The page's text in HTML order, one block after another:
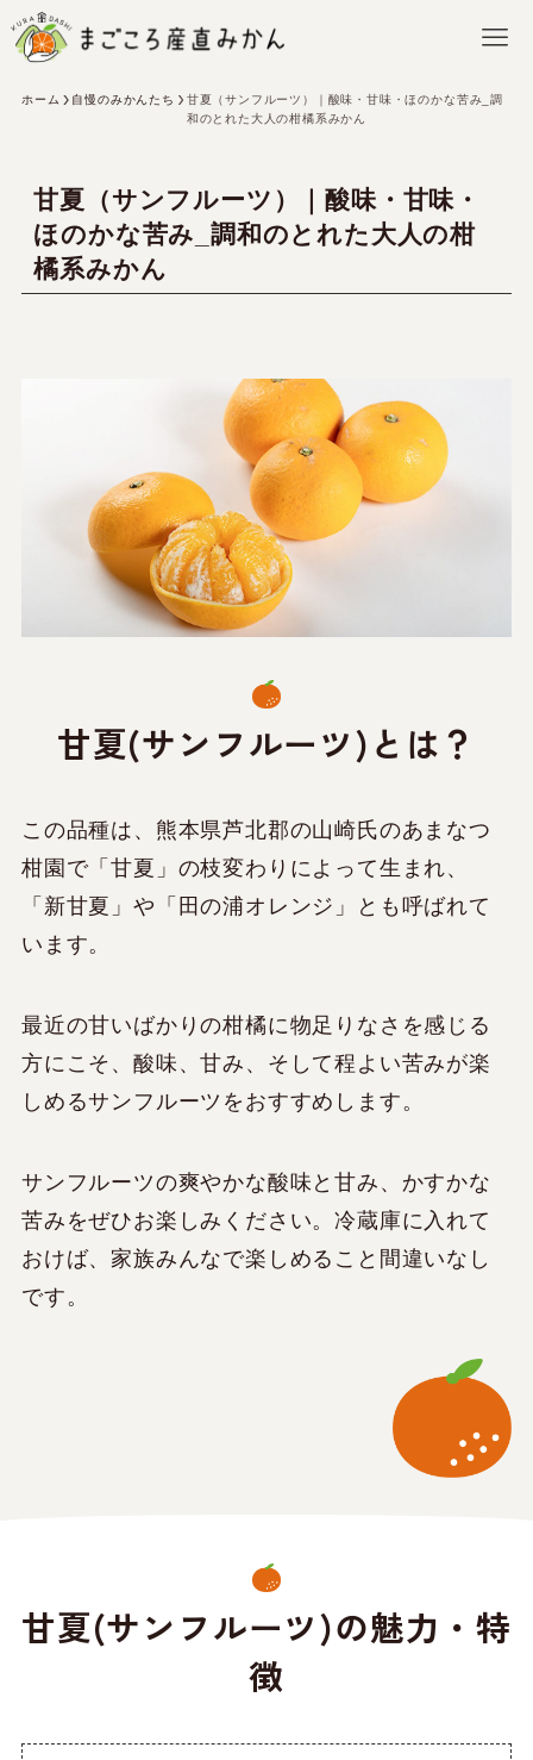
ホーム 自慢のみかんたち
甘夏（サンフルーツ）｜酸味・甘味・ほのかな苦み_調
和のとれた大人の柑橘系みかん
甘夏（サンフルーツ）｜酸味・甘味・
ほのかな苦み_調和のとれた大人の柑
橘系みかん
甘夏(サンフルーツ)とは？
この品種は、熊本県芦北郡の山崎氏のあまなつ
柑園で「甘夏」の枝変わりによって生まれ、
「新甘夏」や「田の浦オレンジ」とも呼ばれて
います。
最近の甘いばかりの柑橘に物足りなさを感じる
方にこそ、酸味、甘み、そして程よい苦みが楽
しめるサンフルーツをおすすめします。
サンフルーツの爽やかな酸味と甘み、かすかな
苦みをぜひお楽しみください。冷蔵庫に入れて
おけば、家族みんなで楽しめること間違いなし
です。
甘夏(サンフルーツ)の魅力・特
徴